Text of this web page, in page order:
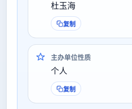
杜玉海
复制
主办单位性质
个人
复制